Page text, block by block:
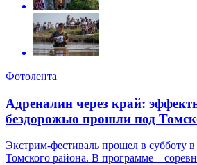
Фотолента
Адреналин через край:
бездорожью прошли под
Экстрим-фестиваль прошел в субботу в
Томского района. В программе –